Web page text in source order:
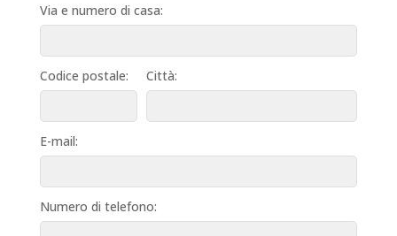
Via e numero di casa:
Codice postale: Città:
E-mail:
Numero di telefono: